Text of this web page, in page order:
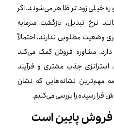
خیلی زودتر ظاهر می‌شوند. اگر
نرخ تبدیل، بازگشت سرمایه
وضعیت مطلوبی ندارند، احتمالاً
دارد. مشاوره فروش کمک می‌کند
جذب مشتری و فرآیند
مهم‌ترین نشانه‌هایی که نشان
فرا رسیده را بررسی می‌کنیم.
فروش پایین است